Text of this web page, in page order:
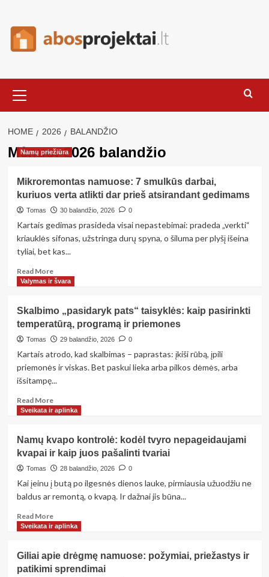
content
Menu
HOME 2026 BALANDŽIO
Mėnuo:2026 balandžio
Namų priežiūra
Mikroremontas namuose: 7 smulkūs darbai,
kuriuos verta atlikti dar prieš atsirandant gedimams
Tomas 30 balandžio, 2026 0
Kartais gedimas prasideda visai nepastebimai: pradeda „verkti“
kriauklės sifonas, užstringa durų spyna, o šiluma per plyšį išeina
tyliai, bet kas...
Read MoreRead
more
namuose:
7
smulkūs
darbai,
kuriuos
verta
atlikti
prieš
atsirandant
Valymas ir švara
Skalbimo „pasidaryk pats“ taisyklės: kaip pasirinkti
temperatūrą, programą ir priemones
Tomas 29 balandžio, 2026 0
Kartais atrodo, kad skalbimas – paprastas: įkiši rūbą, įpili
priemonės ir viskas. Bet paskui lieka arba pilkos dėmės, arba
išsitampę...
Read MoreRead
more
„pasidaryk
pats“
taisyklės:
kaip
pasirinkti
temperatūrą,
ir
Sveikata ir aplinka
Namų kvapo kontrolė: kodėl tvyro nepageidaujami
kvapai ir kaip juos pašalinti tvariai
Tomas 28 balandžio, 2026 0
Kai įeinu į butą po ilgesnės dienos lauke, pirmiausia užuodžiu ne
baldus ar remontą, o kvapą. Ir dažnai jis būna...
Read MoreRead
more
kvapo
kontrolė:
Sveikata ir aplinka
Giliai apie drėgmę namuose: požymiai, priežastys ir
patikimi sprendimai